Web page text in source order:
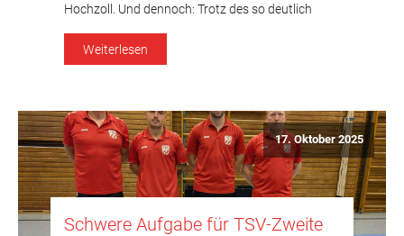
Hochzoll. Und dennoch: Trotz des so deutlich
wirkenden 1:9 schlichen die Akteure des
Gastgebers keineswegs mit hängenden Köpfen
Weiterlesen
17. Oktober 2025
Schwere Aufgabe für TSV-Zweite